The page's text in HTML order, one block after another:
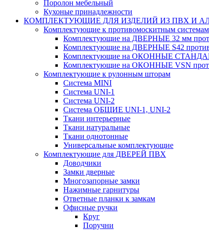
Поролон мебельный
Кухоные принадлежности
КОМПЛЕКТУЮЩИЕ ДЛЯ ИЗДЕЛИЙ ИЗ ПВХ И
Комплектующие к противомоскитным системам
Комплектующие на ДВЕРНЫЕ 32 мм
Комплектующие на ДВЕРНЫЕ S42
Комплектующие на ОКОННЫЕ
Комплектующие на ОКОННЫЕ VSN
Комплектующие к рулонным шторам
Система MINI
Система UNI-1
Система UNI-2
Система ОБЩИЕ UNI-1, UNI-2
Ткани интерьерные
Ткани натуральные
Ткани однотонные
Универсальные комплектующие
Комплектующие для ДВЕРЕЙ ПВХ
Доводчики
Замки дверные
Многозапорные замки
Нажимные гарнитуры
Ответные планки к замкам
Офисные ручки
Круг
Поручни